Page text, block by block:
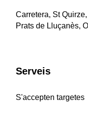
Carretera, St
Prats de Lluçanès,
Serveis
S'accepten targetes